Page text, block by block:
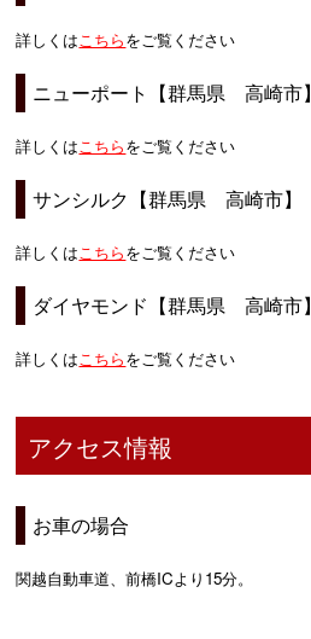
詳しくはこちらをご覧ください
ニューポート【群馬県 高崎市】
詳しくはこちらをご覧ください
サンシルク【群馬県 高崎市】
詳しくはこちらをご覧ください
ダイヤモンド【群馬県 高崎市】
詳しくはこちらをご覧ください
アクセス情報
お車の場合
関越自動車道、前橋ICより15分。